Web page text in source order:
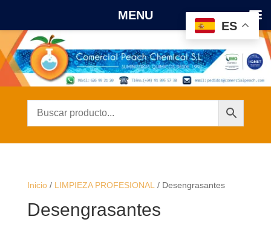
Inicio/ LIMPIEZA PROFESIONAL/ Desengrasantes
Desengrasantes
ES
MENU